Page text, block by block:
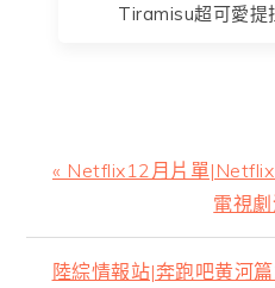
Tiramisu超可愛提
上
篇
文
« Netflix12月片單
電視劇
下
陸綜情報站|奔跑吧黄河